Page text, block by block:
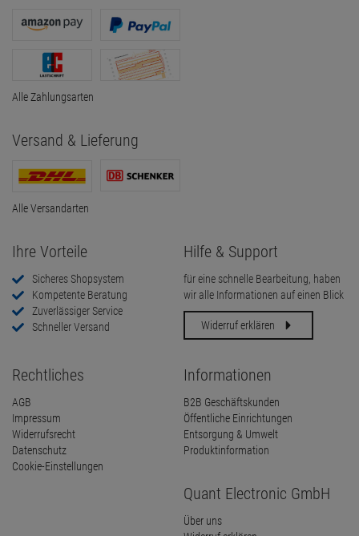
Alle Zahlungsarten
Versand & Lieferung
Alle Versandarten
Ihre Vorteile
Sicheres Shopsystem
Kompetente Beratung
Zuverlässiger Service
Schneller Versand
Hilfe & Support
für eine schnelle Bearbeitung, haben
wir alle Informationen auf einen Blick
Widerruf erklären
Rechtliches
AGB
Impressum
Widerrufsrecht
Datenschutz
Cookie-Einstellungen
Informationen
B2B Geschäftskunden
Öffentliche Einrichtungen
Entsorgung & Umwelt
Produktinformation
Quant Electronic GmbH
Über uns